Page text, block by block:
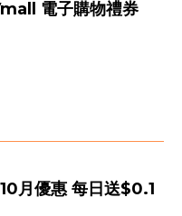
電子購物禮券
月優惠 每日送$0.1